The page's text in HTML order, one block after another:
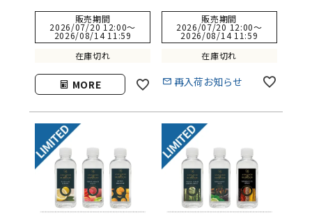
販売期間
2026/07/20 12:00〜
2026/08/14 11:59
在庫切れ
MORE
販売期間
2026/07/20 12:00〜
2026/08/14 11:59
在庫切れ
再入荷お知らせ